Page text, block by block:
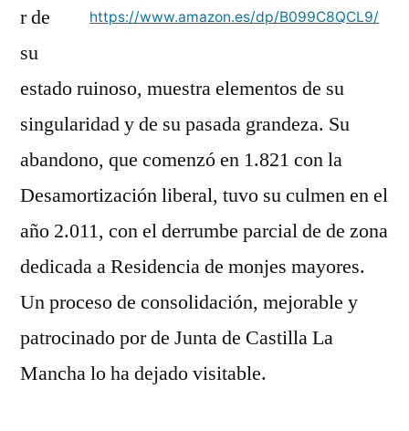
https://www.amazon.es/dp/B099C8QCL9/
r de
su
estado ruinoso, muestra elementos de su
singularidad y de su pasada grandeza. Su
abandono, que comenzó en 1.821 con la
Desamortización liberal, tuvo su culmen en el
año 2.011, con el derrumbe parcial de de zona
dedicada a Residencia de monjes mayores.
Un proceso de consolidación, mejorable y
patrocinado por de Junta de Castilla La
Mancha lo ha dejado visitable.